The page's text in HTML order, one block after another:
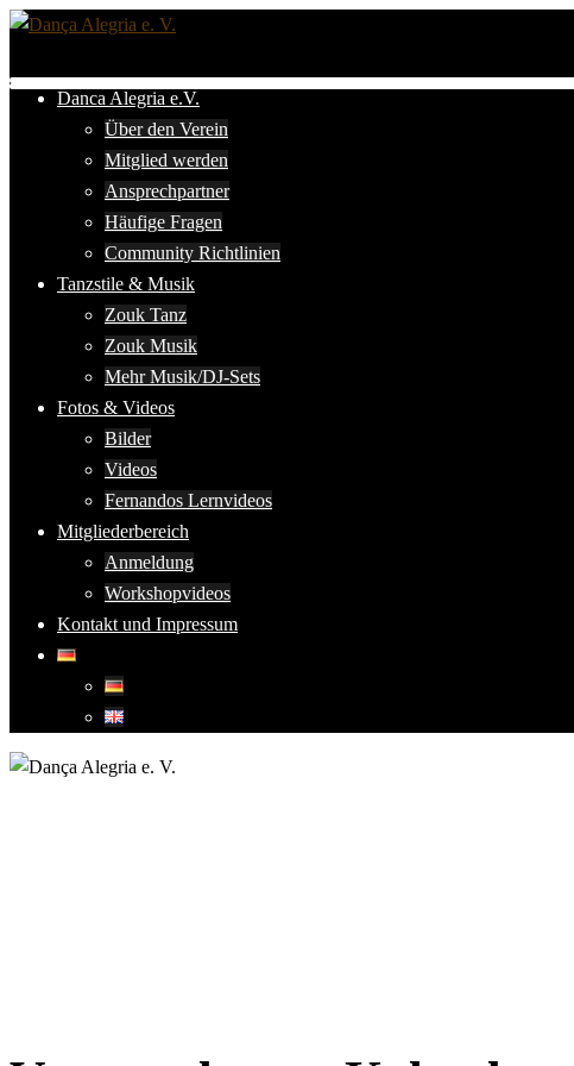
Zum
springen
Danca Alegria e.V.
Über den Verein
Mitglied werden
Ansprechpartner
Häufige Fragen
Community Richtlinien
Tanzstile & Musik
Zouk Tanz
Zouk Musik
Mehr Musik/DJ-Sets
Fotos & Videos
Bilder
Videos
Fernandos Lernvideos
Mitgliederbereich
Anmeldung
Workshopvideos
Kontakt und Impressum